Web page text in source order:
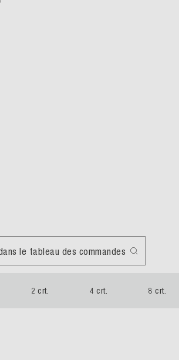
le tableau des commandes
2 crt. 4 crt. 8 crt.